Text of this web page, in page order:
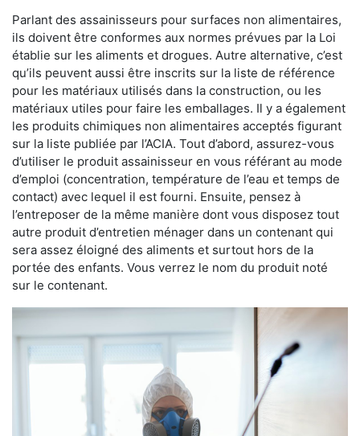
Parlant des assainisseurs pour surfaces non alimentaires,
ils doivent être conformes aux normes prévues par la Loi
établie sur les aliments et drogues. Autre alternative, c’est
qu’ils peuvent aussi être inscrits sur la liste de référence
pour les matériaux utilisés dans la construction, ou les
matériaux utiles pour faire les emballages. Il y a également
les produits chimiques non alimentaires acceptés figurant
sur la liste publiée par l’ACIA. Tout d’abord, assurez-vous
d’utiliser le produit assainisseur en vous référant au mode
d’emploi (concentration, température de l’eau et temps de
contact) avec lequel il est fourni. Ensuite, pensez à
l’entreposer de la même manière dont vous disposez tout
autre produit d’entretien ménager dans un contenant qui
sera assez éloigné des aliments et surtout hors de la
portée des enfants. Vous verrez le nom du produit noté
sur le contenant.